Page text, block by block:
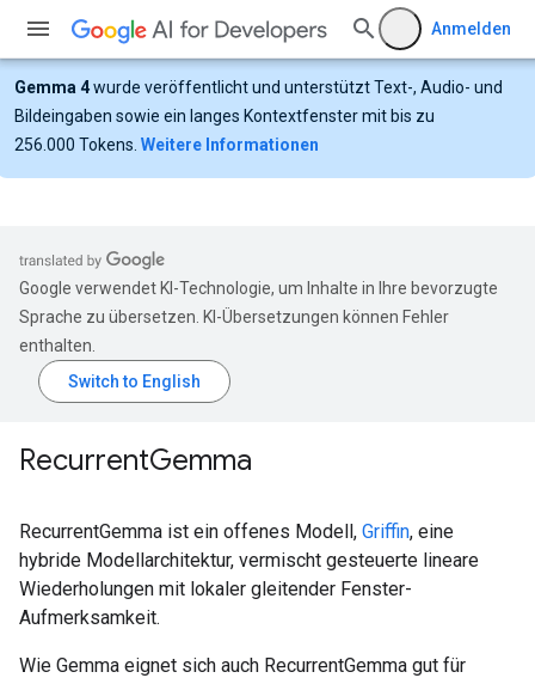
Anmelden
Gemma 4wurde veröffentlicht und unterstützt Text-, Audio- und
Bildeingaben sowie ein langes Kontextfenster mit bis zu
256.000 Tokens. Weitere Informationen
Google verwendet KI-Technologie, um Inhalte in Ihre bevorzugte
Sprache zu übersetzen. KI-Übersetzungen können Fehler
enthalten.
RecurrentGemma
RecurrentGemma ist ein offenes Modell, Griffin, eine
hybride Modellarchitektur, vermischt gesteuerte lineare
Wiederholungen mit lokaler gleitender Fenster-
Aufmerksamkeit.
Wie Gemma eignet sich auch RecurrentGemma gut für